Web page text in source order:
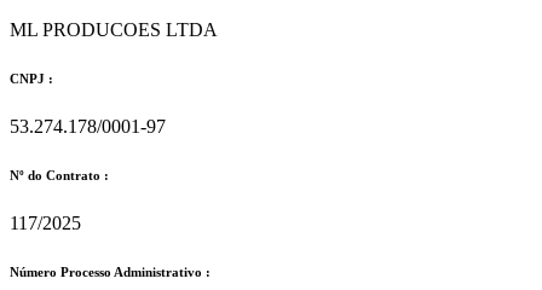
ML PRODUCOES LTDA
CNPJ :
53.274.178/0001-97
Nº do Contrato :
117/2025
Número Processo Administrativo :